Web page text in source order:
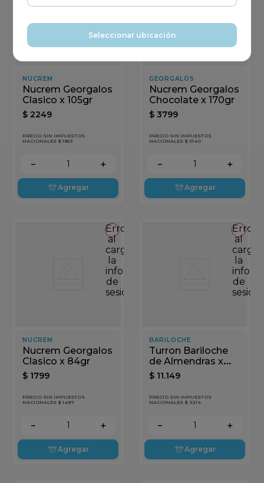
Seleccionar ubicación
información
sesión
NUCREM
Nucrem Georgalos
Clasico x 105gr
$ 2249
PRECIO SIN IMPUESTOS
NACIONALES $ 1859
＋
－
Agregar
sesión
GEORGALOS
Nucrem Georgalos
Chocolate x 170gr
$ 3799
PRECIO SIN IMPUESTOS
NACIONALES $ 3140
＋
－
Agregar
Error
al
cargar
la
información
de
sesión
NUCREM
Nucrem Georgalos
Clasico x 84gr
$ 1799
PRECIO SIN IMPUESTOS
NACIONALES $ 1487
＋
－
Agregar
Error
al
cargar
la
de
sesión
BARILOCHE
Turron Bariloche
de Almendras x
150gr
$ 11.149
PRECIO SIN IMPUESTOS
NACIONALES $ 9214
＋
－
Agregar